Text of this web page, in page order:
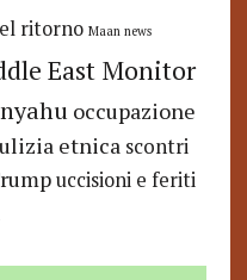
ritorno Maan news
East Monitor
occupazione
etnica scontri
uccisioni e feriti